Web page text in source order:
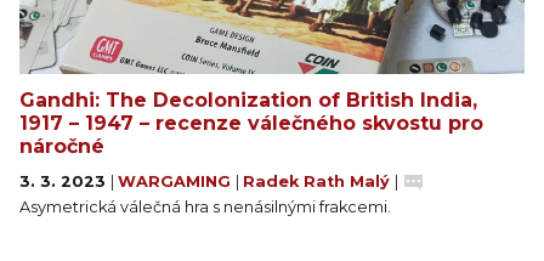
Gandhi: The Decolonization of British India,
1917 – 1947 – recenze válečného skvostu pro
náročné
3. 3. 2023 WARGAMING Radek Rath Malý
Asymetrická válečná hra s nenásilnými frakcemi.